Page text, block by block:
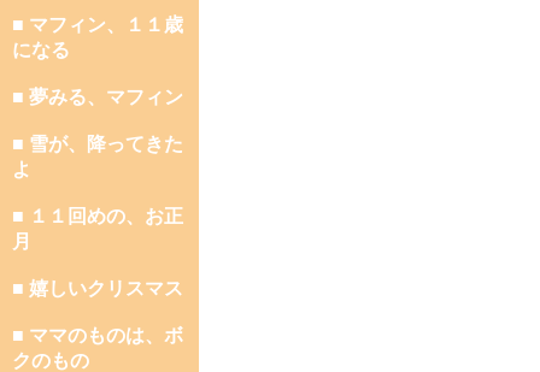
■ マフィン、１１歳
になる
■ 夢みる、マフィン
■ 雪が、降ってきた
よ
■ １１回めの、お正
月
■ 嬉しいクリスマス
■ ママのものは、ボ
クのもの